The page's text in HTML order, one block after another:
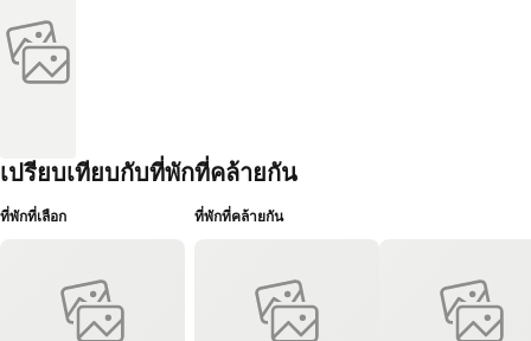
เปรียบเทียบกับที่พักที่คล้ายกัน
ที่พักที่เลือก ที่พักที่คล้ายกัน